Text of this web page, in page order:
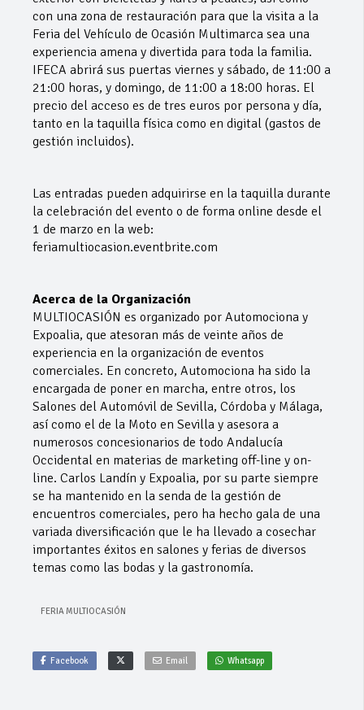
con una zona de restauración para que la visita a la
Feria del Vehículo de Ocasión Multimarca sea una
experiencia amena y divertida para toda la familia.
IFECA abrirá sus puertas viernes y sábado, de 11:00 a
21:00 horas, y domingo, de 11:00 a 18:00 horas. El
precio del acceso es de tres euros por persona y día,
tanto en la taquilla física como en digital (gastos de
gestión incluidos).
Las entradas pueden adquirirse en la taquilla durante
la celebración del evento o de forma online desde el
1 de marzo en la web:
feriamultiocasion.eventbrite.com
Acerca de la Organización
MULTIOCASIÓN es organizado por Automociona y
Expoalia, que atesoran más de veinte años de
experiencia en la organización de eventos
comerciales. En concreto, Automociona ha sido la
encargada de poner en marcha, entre otros, los
Salones del Automóvil de Sevilla, Córdoba y Málaga,
así como el de la Moto en Sevilla y asesora a
numerosos concesionarios de todo Andalucía
Occidental en materias de marketing off-line y on-
line. Carlos Landín y Expoalia, por su parte siempre
se ha mantenido en la senda de la gestión de
encuentros comerciales, pero ha hecho gala de una
variada diversificación que le ha llevado a cosechar
importantes éxitos en salones y ferias de diversos
temas como las bodas y la gastronomía.
FERIA MULTIOCASIÓN
Facebook Email Whatsapp